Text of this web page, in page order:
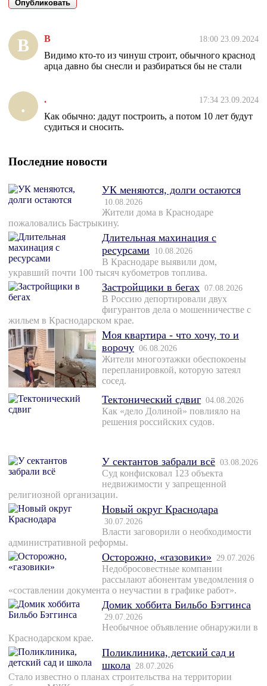
В В 18:00 23.09.2024
Видимо кто-то из чинуш строит, обычного краснод
арца давно бы снесли и разбираться бы не стали
. . 17:34 23.09.2024
Как обычно: дадут построить, а потом 10 лет будут
судиться и сносить.
Последние новости
УК меняются, долги остаются
10.08.2026
Жители дома в Краснодаре
пожаловались Бастрыкину.
Длительная махинация с
ресурсами
10.08.2026
В Краснодаре выявили дом,
укравший почти 100 тысяч кубометров топлива.
Застройщики в бегах 07.08.2026
В Россию депортировали двух
фигурантов дела о мошенничестве с
жильем в Краснодарском крае.
Моя квартира - что хочу, то и
ворочу 06.08.2026
Жители многоэтажки обеспокоены
перепланировкой, которую затеял
сосед.
Тектонический сдвиг 04.08.2026
Как «дело Долиной» повлияло на
решения российских судов.
У сектантов забрали всё 03.08.2026
Суд конфисковал 123 объекта
недвижимости у запрещенной
религиозной организации.
Новый округ Краснодара
30.07.2026
Власти заговорили о необходимости
административной реформы.
Осторожно, «газовики» 29.07.2026
Недобросовестные компании
рассылают абонентам уведомления о
«составлении документа о неучастии в графике работ».
Домик хоббита Бильбо Бэггинса
29.07.2026
Необычное объявление обнаружили в
Краснодарском крае.
Поликлиника, детский сад и
школа 28.07.2026
Стало известно о планах строительства на территории